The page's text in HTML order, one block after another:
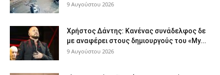
9 Αυγούστου 2026
Χρήστος Δάντης: Κανένας συνάδελφος δε
με αναφέρει στους δημιουργούς του «My...
9 Αυγούστου 2026